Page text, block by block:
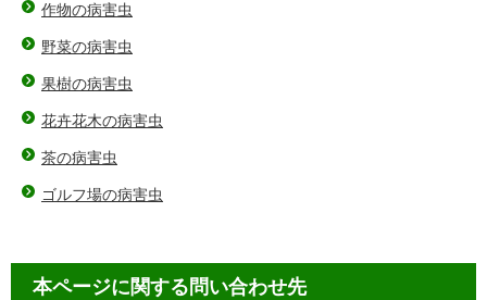
作物の病害虫
野菜の病害虫
果樹の病害虫
花卉花木の病害虫
茶の病害虫
ゴルフ場の病害虫
本ページに関する問い合わせ先